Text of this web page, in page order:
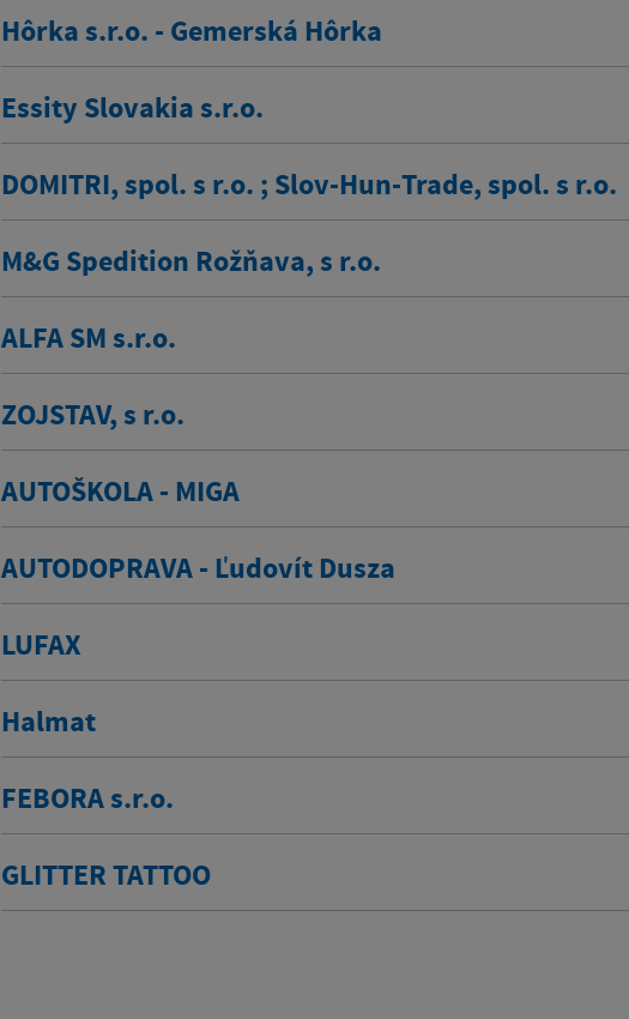
Hôrka s.r.o. - Gemerská Hôrka
Essity Slovakia s.r.o.
DOMITRI, spol. s r.o. ; Slov-Hun-Trade, spol. s r.o.
M&G Spedition Rožňava, s r.o.
ALFA SM s.r.o.
ZOJSTAV, s r.o.
AUTOŠKOLA - MIGA
AUTODOPRAVA - Ľudovít Dusza
LUFAX
Halmat
FEBORA s.r.o.
GLITTER TATTOO